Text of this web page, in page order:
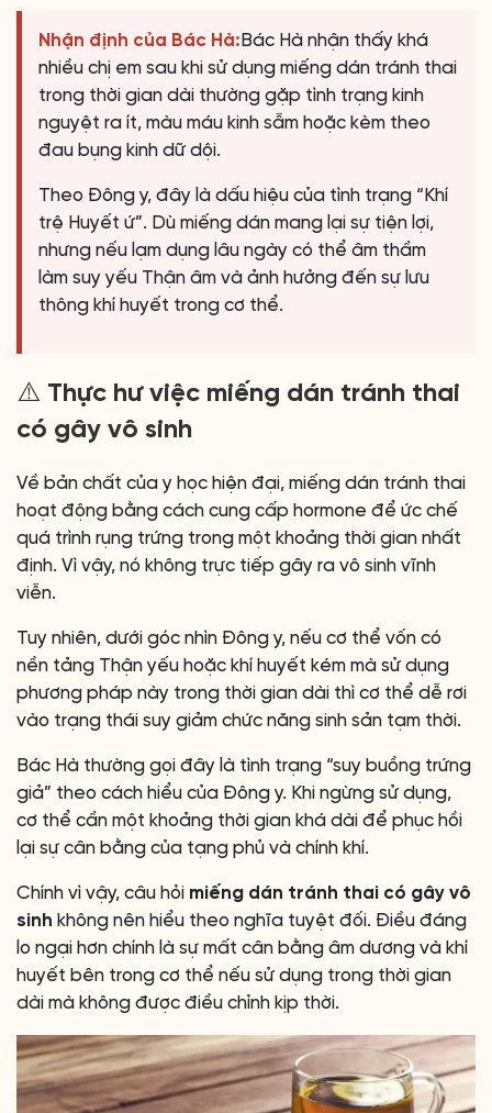
Nhận định của Bác Hà: Bác Hà nhận thấy khá
nhiều chị em sau khi sử dụng miếng dán tránh thai
trong thời gian dài thường gặp tình trạng kinh
nguyệt ra ít, màu máu kinh sẫm hoặc kèm theo
đau bụng kinh dữ dội.
Theo Đông y, đây là dấu hiệu của tình trạng “Khí
trệ Huyết ứ”. Dù miếng dán mang lại sự tiện lợi,
nhưng nếu lạm dụng lâu ngày có thể âm thầm
làm suy yếu Thận âm và ảnh hưởng đến sự lưu
thông khí huyết trong cơ thể.
⚠️ Thực hư việc miếng dán tránh thai
có gây vô sinh
Về bản chất của y học hiện đại, miếng dán tránh thai
hoạt động bằng cách cung cấp hormone để ức chế
quá trình rụng trứng trong một khoảng thời gian nhất
định. Vì vậy, nó không trực tiếp gây ra vô sinh vĩnh
viễn.
Tuy nhiên, dưới góc nhìn Đông y, nếu cơ thể vốn có
nền tảng Thận yếu hoặc khí huyết kém mà sử dụng
phương pháp này trong thời gian dài thì cơ thể dễ rơi
vào trạng thái suy giảm chức năng sinh sản tạm thời.
Bác Hà thường gọi đây là tình trạng “suy buồng trứng
giả” theo cách hiểu của Đông y. Khi ngừng sử dụng,
cơ thể cần một khoảng thời gian khá dài để phục hồi
lại sự cân bằng của tạng phủ và chính khí.
Chính vì vậy, câu hỏi miếng dán tránh thai có gây vô
sinh không nên hiểu theo nghĩa tuyệt đối. Điều đáng
lo ngại hơn chính là sự mất cân bằng âm dương và khí
huyết bên trong cơ thể nếu sử dụng trong thời gian
dài mà không được điều chỉnh kịp thời.